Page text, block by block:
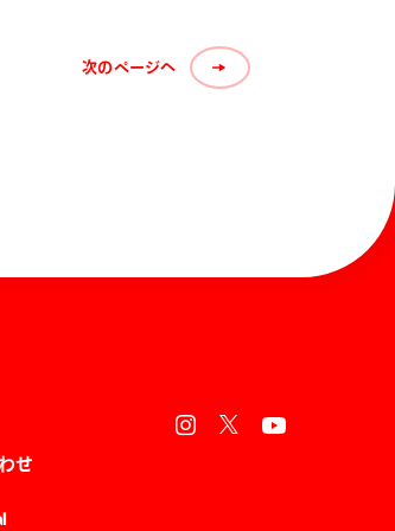
次のページへ
せ